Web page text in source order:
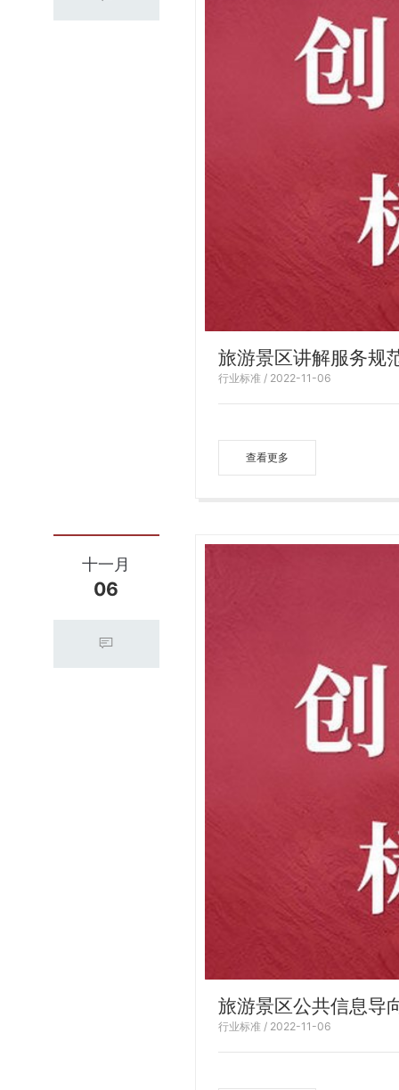
旅游景区讲解服务规
行业标准 / 2022-11-06
查看更多
十一月
06
旅游景区公共信息导
行业标准 / 2022-11-06